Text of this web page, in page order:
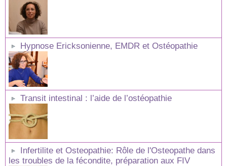
Hypnose Ericksonienne, EMDR et Ostéopathie
Transit intestinal : l’aide de l’ostéopathie
Infertilite et Osteopathie: Rôle de l'Osteopathe dans
les troubles de la fécondite, préparation aux FIV